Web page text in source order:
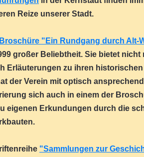
Reize unserer Stadt.
Broschüre "Ein Rundgang durch Alt-
großer Beliebtheit. Sie bietet
Erläuterungen zu ihren
der Verein mit optisch
sich auch in einem der
eigenen Erkundungen durch die
"Sammlungen zur